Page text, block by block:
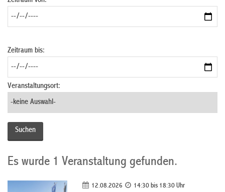
Zeitraum bis:
Veranstaltungsort:
Es wurde 1 Veranstaltung gefunden.
12.08.2026 14:30 bis 18:30 Uhr